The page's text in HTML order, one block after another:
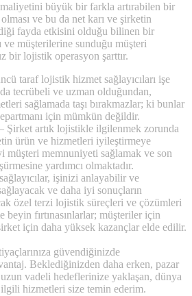
büyük bir farkla artırabilen bir
ve bu da net karı ve şirketin
fayda etkisini olduğu bilinen bir
ve müşterilerine sunduğu müşteri
bir lojistik operasyon şarttır.
taraf lojistik hizmet sağlayıcıları işe
tecrübeli ve uzman olduğundan,
sağlamada taşı bırakmazlar; ki bunlar
için mümkün değildir.
Şirket artık lojistikle ilgilenmek zorunda
ürün ve hizmetleri iyileştirmeye
müşteri memnuniyeti sağlamak ve son
yardımcı olmaktadır.
işinizi anlayabilir ve
ve daha iyi sonuçların
özel terzi lojistik süreçleri ve çözümleri
fırtınasınlarlar; müşteriler için
için daha yüksek kazançlar elde edilir.
güvendiğinizde
Beklediğinizden daha erken, pazar
uzun vadeli hedeflerinize yaklaşan, dünya
hizmetleri size temin ederim.